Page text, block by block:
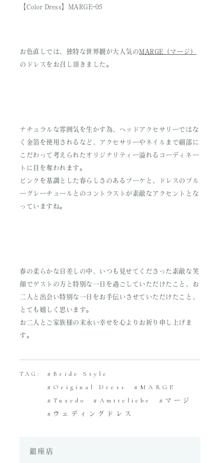
【Color Dress】MARGE-05
お色直しでは、独特な世界観が大人気のMARGE（マージ）
のドレスをお召し頂きました。
ナチュラルな雰囲気を生かす為、ヘッドアクセサリーではな
く金箔を使用されるなど、アクセサリーやネイルまで細部に
こだわって考えられたオリジナリティー溢れるコーディネー
トに目を奪われます。
ピンクを基調とした春らしさのあるブーケと、ドレスのブル
ーグレーチュールとのコントラストが素敵なアクセントとな
っていますね。
春の柔らかな日差しの中、いつも見せてくださった素敵な笑
顔でゲストの方と特別な一日を過ごしていただけたこと、お
二人と出会い特別な一日をお手伝いさせていただけたこと、
とても嬉しく思います。
お二人とご家族様の末永い幸せを心よりお祈り申し上げま
す。
TAG:
Bride Style
Original Dress
MARGE
Tuxedo
Amtteliebe
マージ
ウェディングドレス
銀座店